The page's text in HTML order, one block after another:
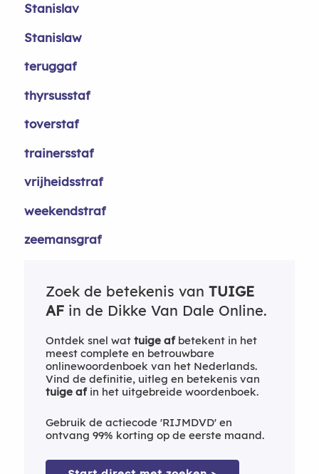
Stanislav
Stanislaw
teruggaf
thyrsusstaf
toverstaf
trainersstaf
vrijheidsstraf
weekendstraf
zeemansgraf
Zoek de betekenis van TUIGE
AFin de Dikke Van Dale Online.
Ontdek snel wat tuige afbetekent in het
meest complete en betrouwbare
onlinewoordenboek van het Nederlands.
Vind de definitie, uitleg en betekenis van
tuige afin het uitgebreide woordenboek.
Gebruik de actiecode 'RIJMDVD' en
ontvang 99% korting op de eerste maand.